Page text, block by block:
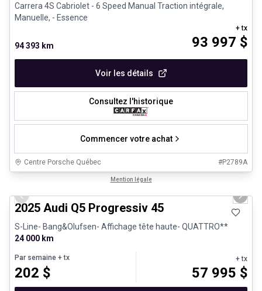
Carrera 4S Cabriolet - 6 Speed Manual Traction intégrale,
Manuelle, - Essence
94 393 km 93 997 $
+ tx
Voir les détails
Consultez l'historique
Commencer votre achat
Centre Porsche Québec #P2789A
Mention légale
Véhicules d'occasion certifiés
Previous slide Next
2025 Audi Q5 Progressiv 45
S-Line- Bang&Olufsen- Affichage tête haute- QUATTRO**
24 000 km
Par semaine + tx
202 $
+ tx
57 995 $